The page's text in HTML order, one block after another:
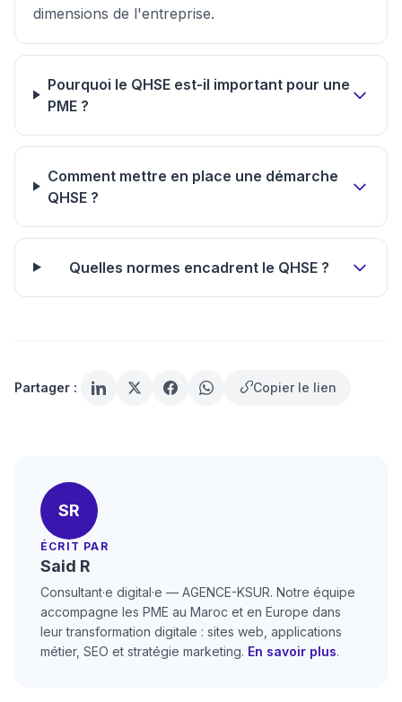
dimensions de l'entreprise.
Pourquoi le QHSE est-il important pour une
PME ?
Comment mettre en place une démarche
QHSE ?
Quelles normes encadrent le QHSE ?
Partager : Copier le lien
SR
ÉCRIT PAR
Said R
Consultant·e digital·e — AGENCE-KSUR. Notre équipe
accompagne les PME au Maroc et en Europe dans
leur transformation digitale : sites web, applications
métier, SEO et stratégie marketing. En savoir plus.